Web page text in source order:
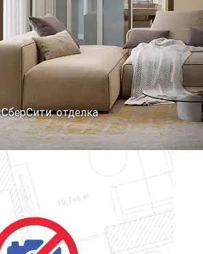
СберСити. отделка